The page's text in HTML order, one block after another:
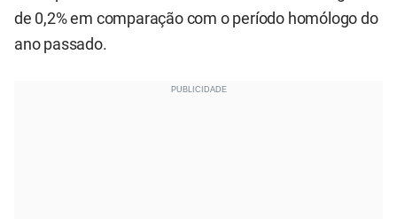
de 0,2% em comparação com o período homólogo do
ano passado.